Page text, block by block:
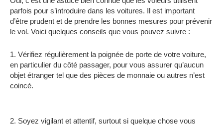
parfois pour s’introduire dans les voitures. Il est important
d’être prudent et de prendre les bonnes mesures pour prévenir
le vol. Voici quelques conseils que vous pouvez suivre :
1. Vérifiez régulièrement la poignée de porte de votre voiture,
en particulier du côté passager, pour vous assurer qu’aucun
objet étranger tel que des pièces de monnaie ou autres n’est
coincé.
2. Soyez vigilant et attentif, surtout si quelque chose vous